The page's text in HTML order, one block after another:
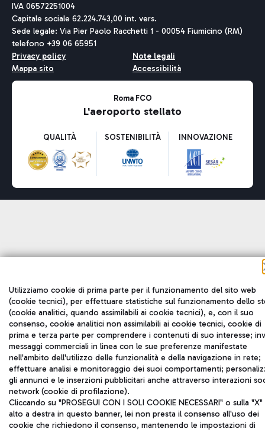
IVA 06572251004
Capitale sociale 62.224.743,00 int. vers.
Sede legale: Via Pier Paolo Racchetti 1 - 00054 Fiumicino (RM)
telefono +39 06 65951
Privacy policy
Note legali
Mappa sito
Accessibilità
Roma FCO
L'aeroporto stellato
QUALITÀ SOSTENIBILITÀ INNOVAZIONE
Utilizziamo cookie di prima parte per il funzionamento del sito web
(cookie tecnici), per effettuare statistiche sul funzionamento dello
(cookie analitici, quando assimilabili ai cookie tecnici), e, con il suo
consenso, cookie analitici non assimilabili ai cookie tecnici, cookie di
prima e terza parte per comprendere i contenuti di suo interesse;
messaggi commerciali in linea con le sue preferenze manifestate
nell'ambito dell'utilizzo delle funzionalità e della navigazione in rete;
effettuare analisi e monitoraggio dei suoi comportamenti;
gli annunci e le inserzioni pubblicitari anche attraverso interazioni
network (cookie di profilazione).
Cliccando su "PROSEGUI CON I SOLI COOKIE NECESSARI" o sulla "X"
alto a destra in questo banner, lei non presta il consenso all'uso dei
cookie che richiedono il consenso, mantenendo le impostazioni di